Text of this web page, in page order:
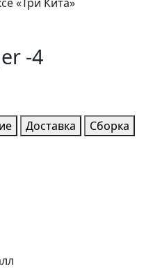
-4
Доставка
Сборка